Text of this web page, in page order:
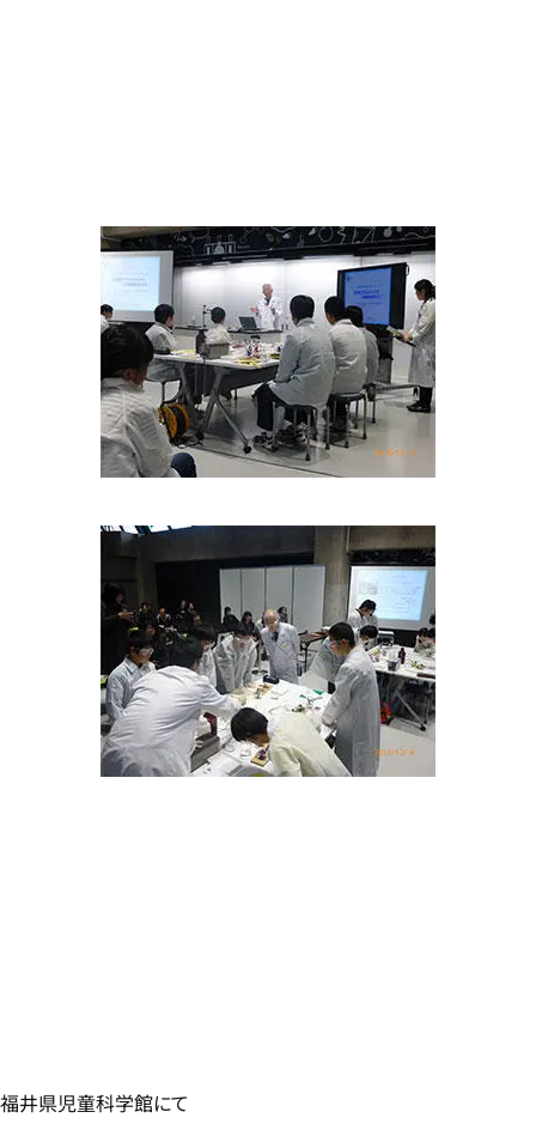
福井県児童科学館にて